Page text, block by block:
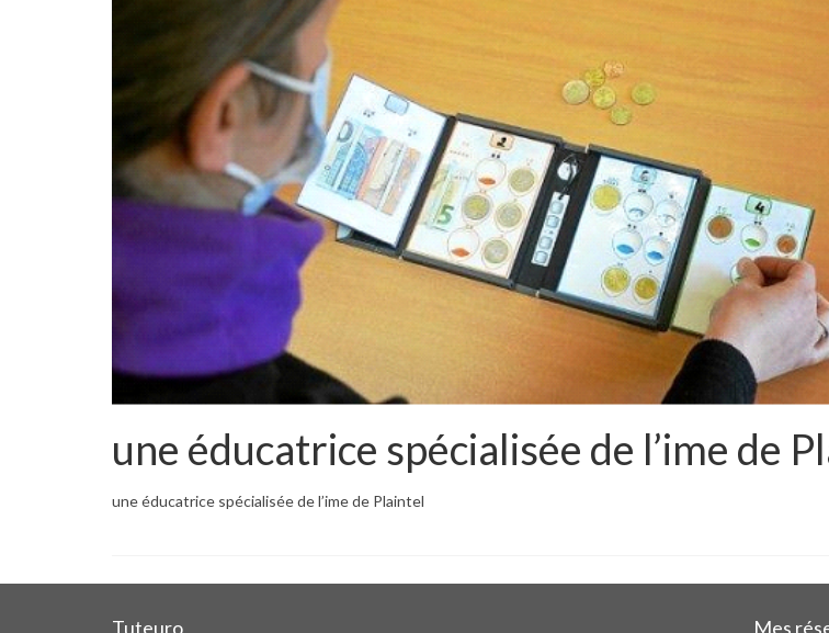
une éducatrice spécialisée de l’ime de
une éducatrice spécialisée de l’ime de Plaintel
Tuteuro Mes